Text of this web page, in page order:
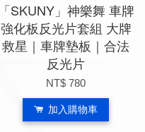
「SKUNY」神樂舞 車牌
強化板反光片套組 大牌
救星｜車牌墊板｜合法
反光片
NT$ 780
加入購物車